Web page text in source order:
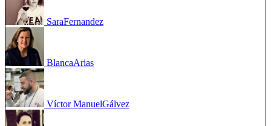
SaraFernandez
BlancaArias
Víctor ManuelGálvez